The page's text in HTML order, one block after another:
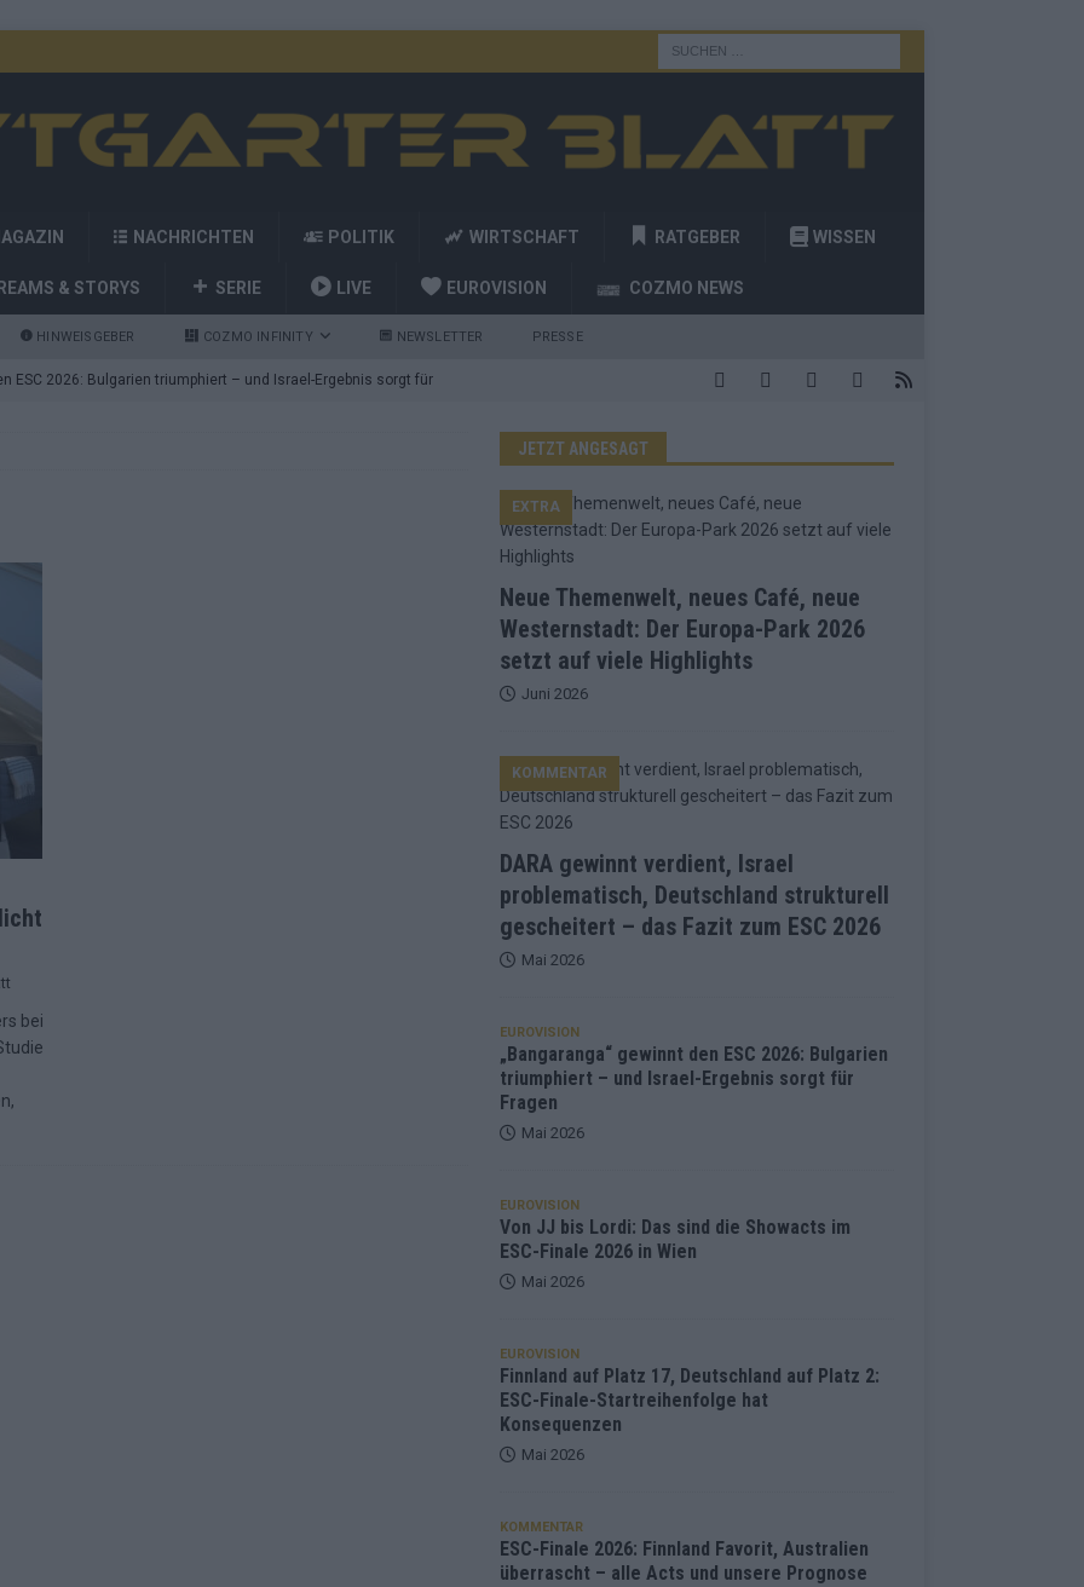
NACHRICHTEN POLITIK WIRTSCHAFT RATGEBER WISSEN
& STORYS SERIE LIVE EUROVISION COZMO NEWS
HINWEISGEBER COZMO INFINITY NEWSLETTER PRESSE
ESC 2026: Bulgarien triumphiert – und Israel-Ergebnis sorgt für
die Showacts im ESC-Finale 2026 in Wien
Jurys – die Geschichte der ESC-Wertung als Spiegel des
vier Big-Four-Länder, ein Gastgeber – alle Acts im
Walzer zu kurz, Moderation zu provinziell – das Fazit zum
2: Dänemark vorne, Aserbaidschan chancenlos – Zypern
Café, neue Westernstadt: Der Europa-Park 2026 setzt auf viele
problematisch, Deutschland strukturell gescheitert – das
bei
JETZT ANGESAGT
Neue Themenwelt, neues Café, neue
Westernstadt: Der Europa-Park 2026
setzt auf viele Highlights
EXTRA
Juni 2026
DARA gewinnt verdient, Israel
problematisch, Deutschland strukturell
gescheitert – das Fazit zum ESC 2026
KOMMENTAR
Mai 2026
EUROVISION
„Bangaranga“ gewinnt den ESC 2026: Bulgarien
triumphiert – und Israel-Ergebnis sorgt für
Fragen
Mai 2026
EUROVISION
Von JJ bis Lordi: Das sind die Showacts im
ESC-Finale 2026 in Wien
Mai 2026
EUROVISION
Finnland auf Platz 17, Deutschland auf Platz 2:
ESC-Finale-Startreihenfolge hat
Konsequenzen
Mai 2026
KOMMENTAR
ESC-Finale 2026: Finnland Favorit, Australien
überrascht – alle Acts und unsere Prognose